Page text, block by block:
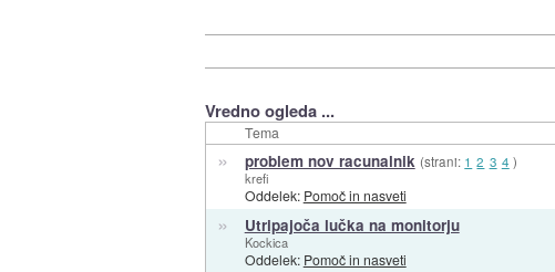
Vredno ogleda ...
Tema
» problem nov racunalnik (strani: 1 2 3 4 )
krefi
Oddelek: Pomoč in nasveti
» Utripajoča lučka na monitorju
Kockica
Oddelek: Pomoč in nasveti